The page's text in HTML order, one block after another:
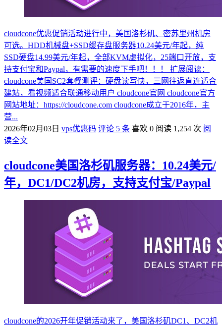
cloudcone优惠促销活动进行中，美国洛杉矶、密苏里州机房
可选。HDD机械盘+SSD缓存盘服务器10.24美元/年起，纯
SSD硬盘14.99美元/年起，全部KVM虚拟化，25端口开放，支
持支付宝和Paypal，有需要的速度下手吧！！！ 扩展阅读：
cloudcone美国SC2套餐测评：硬盘读写快，三网往返直连适合
建站，看视频适合联通移动用户 cloudcone官网 cloudcone官方
网站地址：https://cloudcone.com cloudcone成立于2016年，主
营...
2026年02月03日 vps优惠码 评论 5 条 喜欢 0 阅读 1,254 次 阅
读全文
cloudcone美国洛杉矶服务器：10.24美元/
年，DC1/DC2机房，支持支付宝/Paypal
cloudcone的2026开年促销活动来了，美国洛杉矶DC1、DC2机